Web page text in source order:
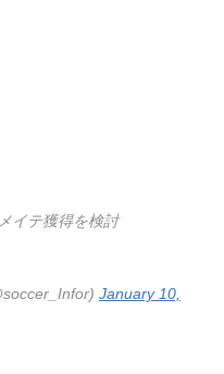
イテ獲得を検討
January 10,